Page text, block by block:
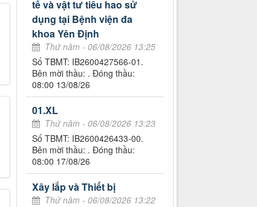
tế và vật tư tiêu hao sử
dụng tại Bệnh viện đa
khoa Yên Định
Thứ năm - 06/08/2026 13:25
Số TBMT: IB2600427566-01.
Bên mời thầu: . Đóng thầu:
08:00 13/08/26
01.XL
Thứ năm - 06/08/2026 13:23
Số TBMT: IB2600426433-00.
Bên mời thầu: . Đóng thầu:
08:00 17/08/26
Xây lắp và Thiết bị
Thứ năm - 06/08/2026 13:22